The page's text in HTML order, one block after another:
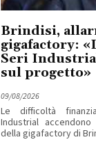
Brindisi,
gigafactory:
Seri
sul progetto»
09/08/2026
Le difficoltà
Industrial
della gigafactory di